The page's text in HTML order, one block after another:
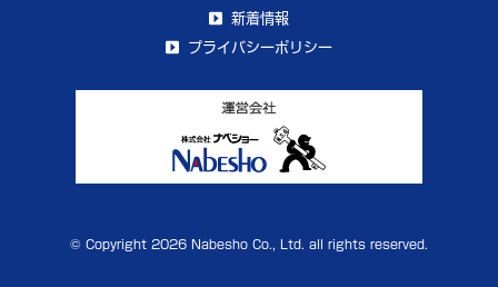
新着情報
プライバシーポリシー
© Copyright 2026 Nabesho Co., Ltd. all rights reserved.